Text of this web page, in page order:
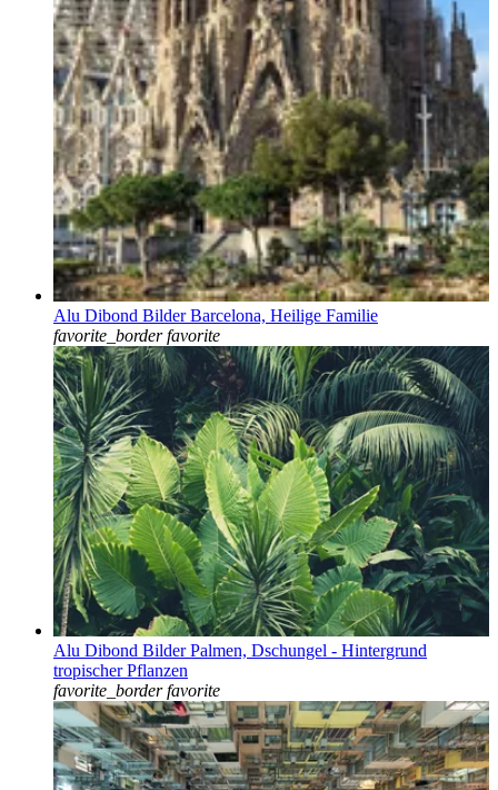
Alu Dibond Bilder Barcelona, Heilige Familie
favorite_border favorite
Alu Dibond Bilder Palmen, Dschungel - Hintergrund
tropischer Pflanzen
favorite_border favorite